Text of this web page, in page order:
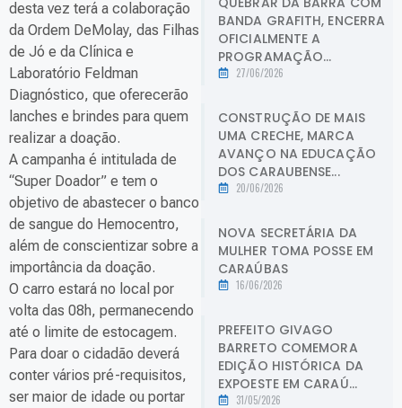
desta vez terá a colaboração
da Ordem DeMolay, das Filhas
de Jó e da Clínica e
Laboratório Feldman
Diagnóstico, que oferecerão
lanches e brindes para quem
realizar a doação.
A campanha é intitulada de
“Super Doador” e tem o
objetivo de abastecer o banco
de sangue do Hemocentro,
além de conscientizar sobre a
importância da doação.
O carro estará no local por
volta das 08h, permanecendo
até o limite de estocagem.
Para doar o cidadão deverá
conter vários pré-requisitos,
ser maior de idade ou portar
BANDA GRAFITH, ENCERRA
OFICIALMENTE A
PROGRAMAÇÃO...
27/06/2026
CONSTRUÇÃO DE MAIS
UMA CRECHE, MARCA
AVANÇO NA EDUCAÇÃO
DOS CARAUBENSE...
20/06/2026
NOVA SECRETÁRIA DA
MULHER TOMA POSSE EM
CARAÚBAS
16/06/2026
PREFEITO GIVAGO
BARRETO COMEMORA
EDIÇÃO HISTÓRICA DA
EXPOESTE EM CARAÚ...
31/05/2026